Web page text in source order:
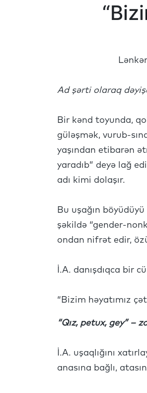
Ad şərti olaraq
Bir kənd toyunda,
güləşmək, vurub-
yaşından etibarən
yaradıb” deyə lağ
adı kimi dolaşır.
Bu uşağın
şəkildə “gender-
ondan nifrət edir,
İ.A. danışdıqca bir
“Bizim həyatımız
“Qız, petux, gey” –
İ.A. uşaqlığını
anasına bağlı,